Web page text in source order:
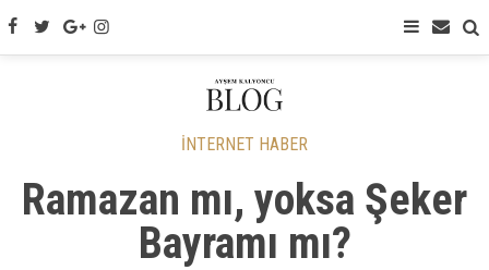
İNTERNET HABER
Ramazan mı, yoksa Şeker
Bayramı mı?